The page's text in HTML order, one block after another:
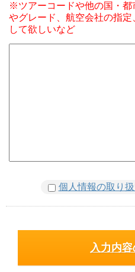
※ツアーコードや他の国・都
やグレード、航空会社の指
して欲しいなど
個人情報の取り